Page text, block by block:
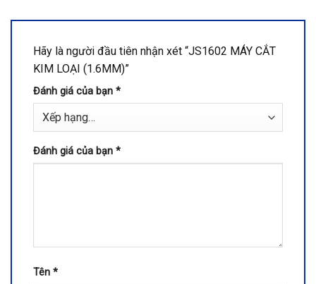
Hãy là người đầu tiên nhận xét “JS1602 MÁY CẮT
KIM LOẠI (1.6MM)”
Đánh giá của bạn *
Đánh giá của bạn *
Tên *